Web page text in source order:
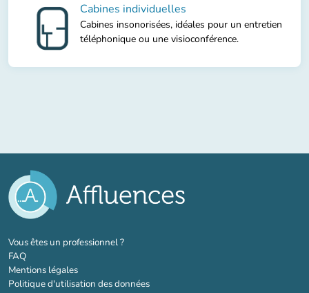
Cabines individuelles
Cabines insonorisées, idéales pour un entretien
téléphonique ou une visioconférence.
Vous êtes un professionnel ?(nouvel onglet)
FAQ
Mentions légales
Politique d'utilisation des données